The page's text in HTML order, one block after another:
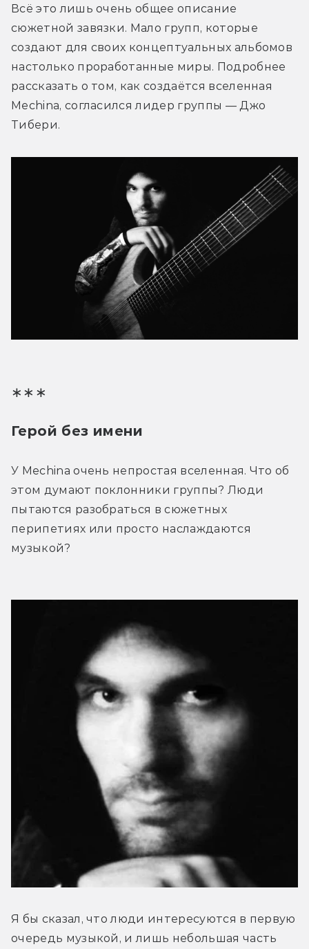
Всё это лишь очень общее описание
сюжетной завязки. Мало групп, которые
создают для своих концептуальных альбомов
настолько проработанные миры. Подробнее
рассказать о том, как создаётся вселенная
Mechina, согласился лидер группы — Джо
Тибери.
∗∗∗
Герой без имени
У Mechina очень непростая вселенная. Что об
этом думают поклонники группы? Люди
пытаются разобраться в сюжетных
перипетиях или просто наслаждаются
музыкой?
Я бы сказал, что люди интересуются в первую
очередь музыкой, и лишь небольшая часть